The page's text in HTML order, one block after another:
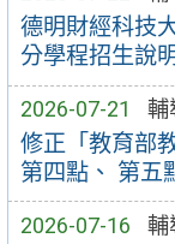
德明財經科技
分學程招生說
2026-07-21 輔
修正「教育部
第四點、 第五
2026-07-16 輔